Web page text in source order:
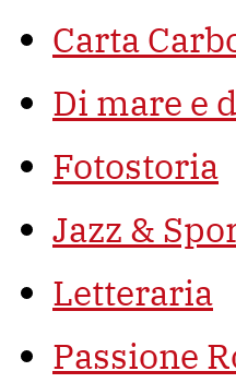
Carta
Di mare e
Fotostoria
Jazz &
Letteraria
Passione